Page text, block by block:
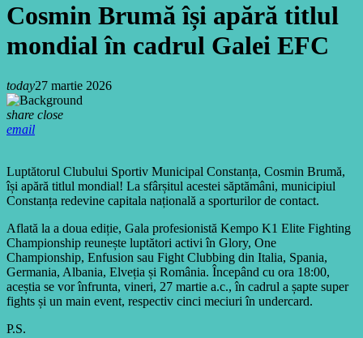
Cosmin Brumă își apără titlul
mondial în cadrul Galei EFC
today27 martie 2026
share close
email
Luptătorul Clubului Sportiv Municipal Constanța, Cosmin Brumă,
își apără titlul mondial! La sfârșitul acestei săptămâni, municipiul
Constanța redevine capitala națională a sporturilor de contact.
Aflată la a doua ediție, Gala profesionistă Kempo K1 Elite Fighting
Championship reunește luptători activi în Glory, One
Championship, Enfusion sau Fight Clubbing din Italia, Spania,
Germania, Albania, Elveția și România. Începând cu ora 18:00,
aceștia se vor înfrunta, vineri, 27 martie a.c., în cadrul a șapte super
fights și un main event, respectiv cinci meciuri în undercard.
P.S.